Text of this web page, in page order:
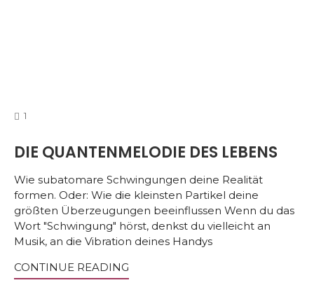
1
DIE QUANTENMELODIE DES LEBENS
Wie subatomare Schwingungen deine Realität
formen. Oder: Wie die kleinsten Partikel deine
größten Überzeugungen beeinflussen Wenn du das
Wort "Schwingung" hörst, denkst du vielleicht an
Musik, an die Vibration deines Handys
CONTINUE READING